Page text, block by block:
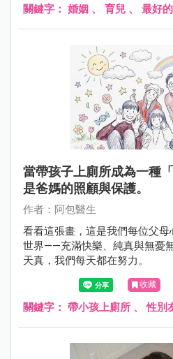
關鍵字： 婚姻 、 育兒 、 最好
當帶孩子上廁所成為一種
是爸媽的照顧與保護。
作者：阿包醫生
看看這張畫，這是我們每位父
世界——充滿快樂、純真與無憂
天真，我們每天都在努力。
收藏
關鍵字： 帶小孩上廁所 、性別